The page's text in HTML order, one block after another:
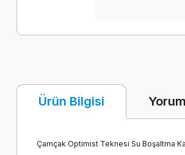
Ürün Bilgisi
Çamçak Optimist Teknesi Su Boşaltma